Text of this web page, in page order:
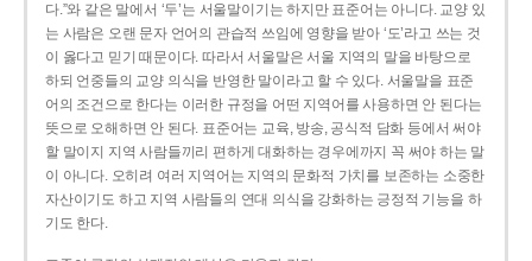
다.”와 같은 말에서 ‘두’는 서울말이기는 하지만 표준어는 아니다. 교양 있
는 사람은 오랜 문자 언어의 관습적 쓰임에 영향을 받아 ‘도’라고 쓰는 것
이 옳다고 믿기 때문이다. 따라서 서울말은 서울 지역의 말을 바탕으로
하되 언중들의 교양 의식을 반영한 말이라고 할 수 있다. 서울말을 표준
어의 조건으로 한다는 이러한 규정을 어떤 지역어를 사용하면 안 된다는
뜻으로 오해하면 안 된다. 표준어는 교육, 방송, 공식적 담화 등에서 써야
할 말이지 지역 사람들끼리 편하게 대화하는 경우에까지 꼭 써야 하는 말
이 아니다. 오히려 여러 지역어는 지역의 문화적 가치를 보존하는 소중한
자산이기도 하고 지역 사람들의 연대 의식을 강화하는 긍정적 기능을 하
기도 한다.